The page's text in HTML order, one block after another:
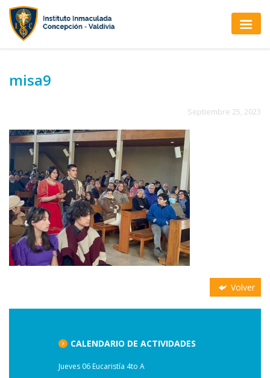
misa9
Septiembre 25, 2023
Volver
CALENDARIO DE ACTIVIDADES
Jueves 06 Eucaristía 4to A